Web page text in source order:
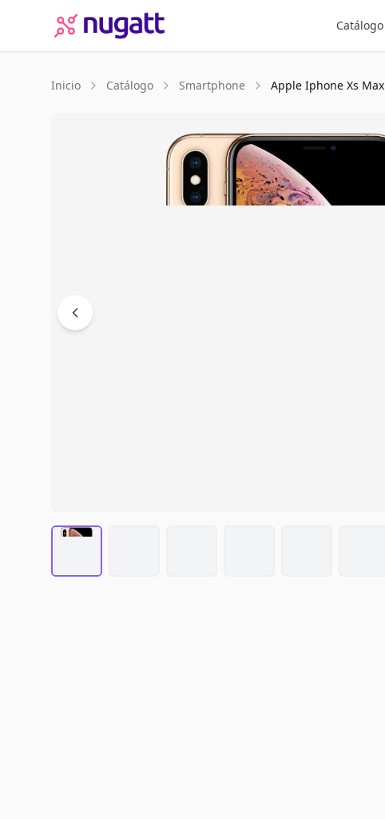
Catálogo
Inicio Catálogo Smartphone Apple Iphone Xs Max